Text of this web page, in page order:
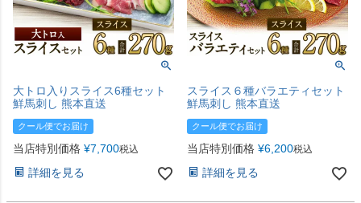
大トロ入りスライス6種セット
鮮馬刺し 熊本直送
クール便でお届け
当店特別価格 ¥7,700税込
詳細を見る
スライス６種バラエティセット
鮮馬刺し 熊本直送
クール便でお届け
当店特別価格 ¥6,200税込
詳細を見る